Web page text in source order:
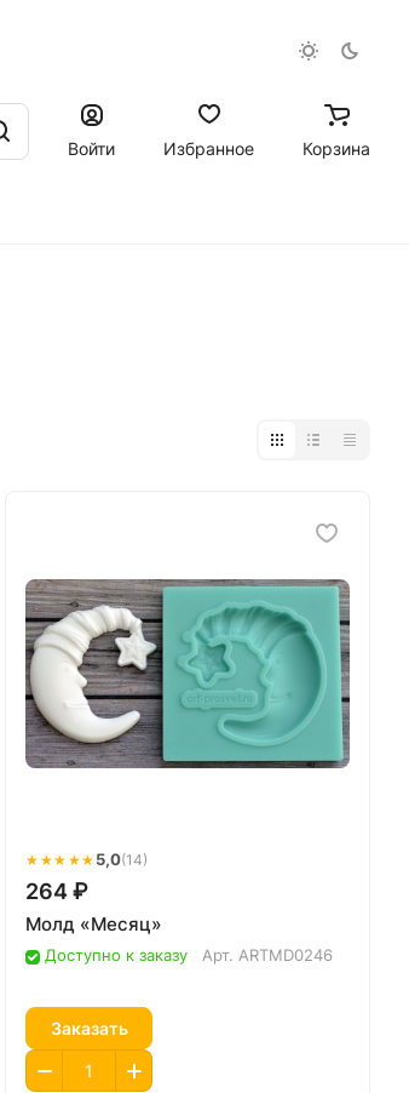
Войти
Избранное Корзина
★★★★★ 5,0(14)
264 ₽
Молд «Месяц»
Доступно к заказу Арт. ARTMD0246
Заказать